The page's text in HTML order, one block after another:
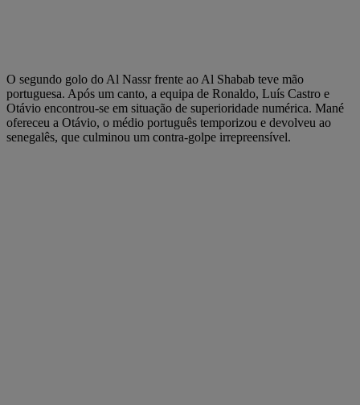
O segundo golo do Al Nassr frente ao Al Shabab teve mão
portuguesa. Após um canto, a equipa de Ronaldo, Luís Castro e
Otávio encontrou-se em situação de superioridade numérica. Mané
ofereceu a Otávio, o médio português temporizou e devolveu ao
senegalês, que culminou um contra-golpe irrepreensível.